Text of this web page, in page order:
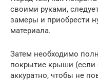
своими руками,
замеры и приобрести
материала.
Затем необходимо
покрытие крыши (если
аккуратно, чтобы не